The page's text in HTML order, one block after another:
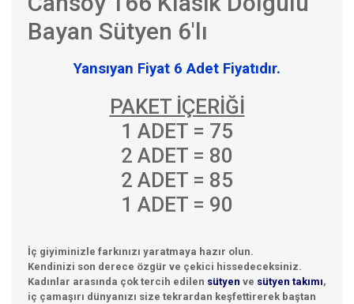
Bayan Sütyen 6'lı
Yansıyan Fiyat 6 Adet Fiyatıdır.
PAKET İÇERİĞİ
1 ADET = 75
2 ADET = 80
2 ADET = 85
1 ADET = 90
İç giyiminizle farkınızı yaratmaya hazır olun.
Kendinizi son derece özgür ve çekici hissedeceksiniz.
Kadınlar arasında çok tercih edilen sütyen ve sütyen takımı,
iç çamaşırı dünyanızı size tekrardan keşfettirerek baştan